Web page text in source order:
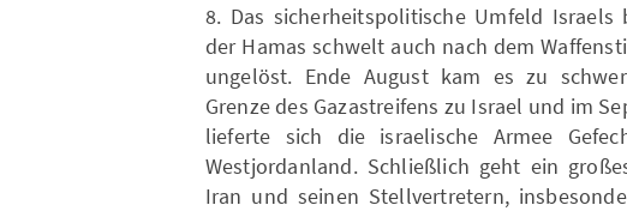
8. Das sicherheitspolitische Umfeld
der Hamas schwelt auch nach dem
ungelöst. Ende August kam es zu
Grenze des Gazastreifens zu Israel und im
lieferte sich die israelische Armee
Westjordanland. Schließlich geht ein
Iran und seinen Stellvertretern,